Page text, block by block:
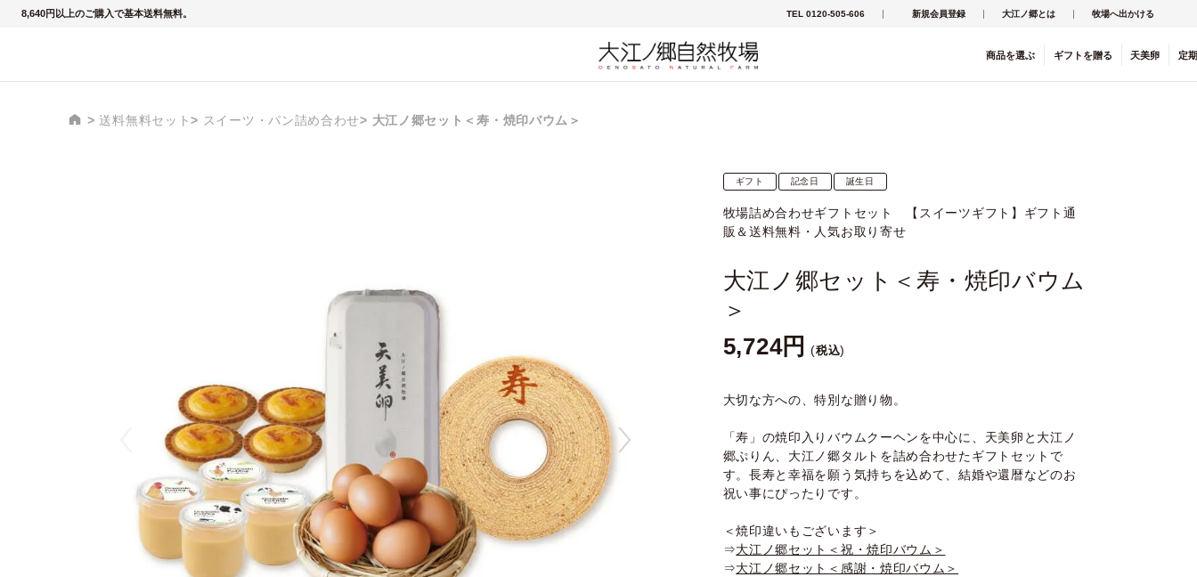
8,640円以上のご購入で基本送料無料。 TEL 0120-505-606 新規会員登録 大江ノ郷とは 牧場へ出かける
商品を選ぶ ギフト を贈る 天美卵 定
送料無料セット スイーツ・パン詰め合わせ 大江ノ郷セット＜寿・焼印バウム＞
ギフト 記念日 誕生日
牧場詰め合わせギフトセット 【スイーツギフト】ギフト通
販＆送料無料・人気お取り寄せ
大江ノ郷セット＜寿・焼印バウム
＞
5,724
税込
大切な方への、特別な贈り物。
「寿」の焼印入りバウムクーヘンを中心に、天美卵と大江ノ
郷ぷりん、大江ノ郷タルトを詰め合わせたギフトセットで
す。長寿と幸福を願う気持ちを込めて、結婚や還暦などのお
祝い事にぴったりです。
＜焼印違いもございます＞
⇒大江ノ郷セット＜祝・焼印バウム＞
⇒大江ノ郷セット＜感謝・焼印バウム＞